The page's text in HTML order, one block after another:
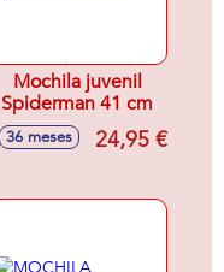
Mochila juvenil
Spiderman 41 cm
36 meses 24,95 €